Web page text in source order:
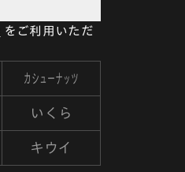
をご利用いただ
カシューナッツ
いくら
キウイ